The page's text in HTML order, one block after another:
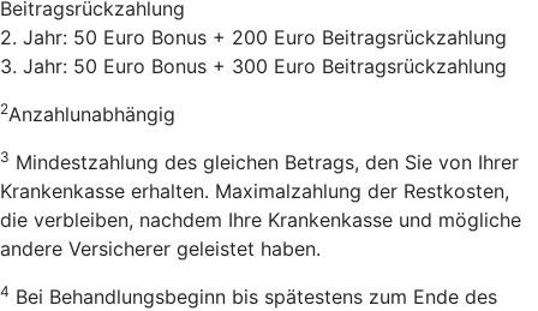
Beitragsrückzahlung
2. Jahr: 50 Euro Bonus + 200 Euro Beitragsrückzahlung
3. Jahr: 50 Euro Bonus + 300 Euro Beitragsrückzahlung
2Anzahlunabhängig
3 Mindestzahlung des gleichen Betrags, den Sie von Ihrer
Krankenkasse erhalten. Maximalzahlung der Restkosten,
die verbleiben, nachdem Ihre Krankenkasse und mögliche
andere Versicherer geleistet haben.
4 Bei Behandlungsbeginn bis spätestens zum Ende des